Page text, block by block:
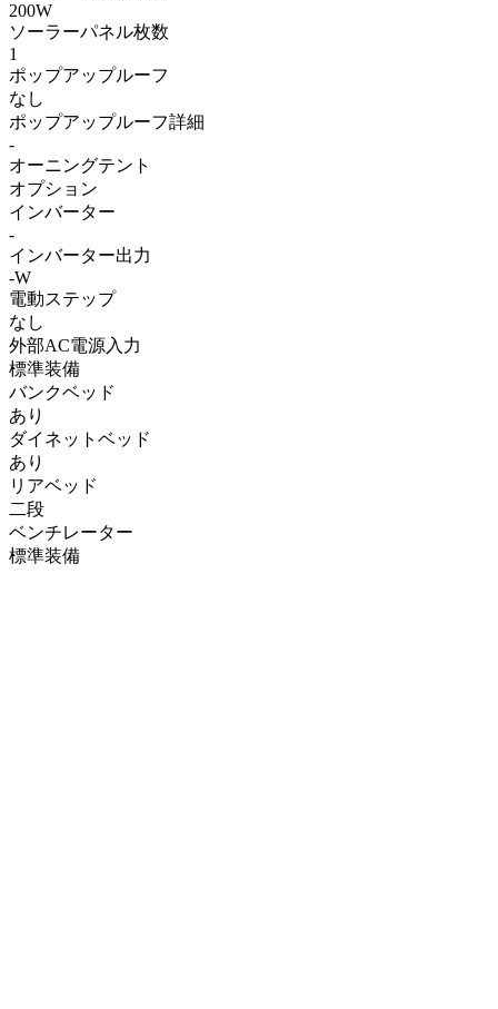
200W
ソーラーパネル枚数
1
ポップアップルーフ
なし
ポップアップルーフ詳細
-
オーニングテント
オプション
インバーター
-
インバーター出力
-W
電動ステップ
なし
外部AC電源入力
標準装備
バンクベッド
あり
ダイネットベッド
あり
リアベッド
二段
ベンチレーター
標準装備